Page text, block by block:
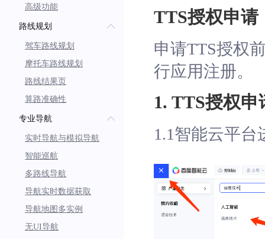
高级功能
路线规划
驾车路线规划
摩托车路线规划
路线结果页
算路准确性
专业导航
实时导航与模拟导航
智能巡航
多路线导航
导航实时数据获取
导航地图多实例
无UI导航
TTS授权申请
申请TTS授权
行应用注册。
1. TTS授权申
1.1智能云平